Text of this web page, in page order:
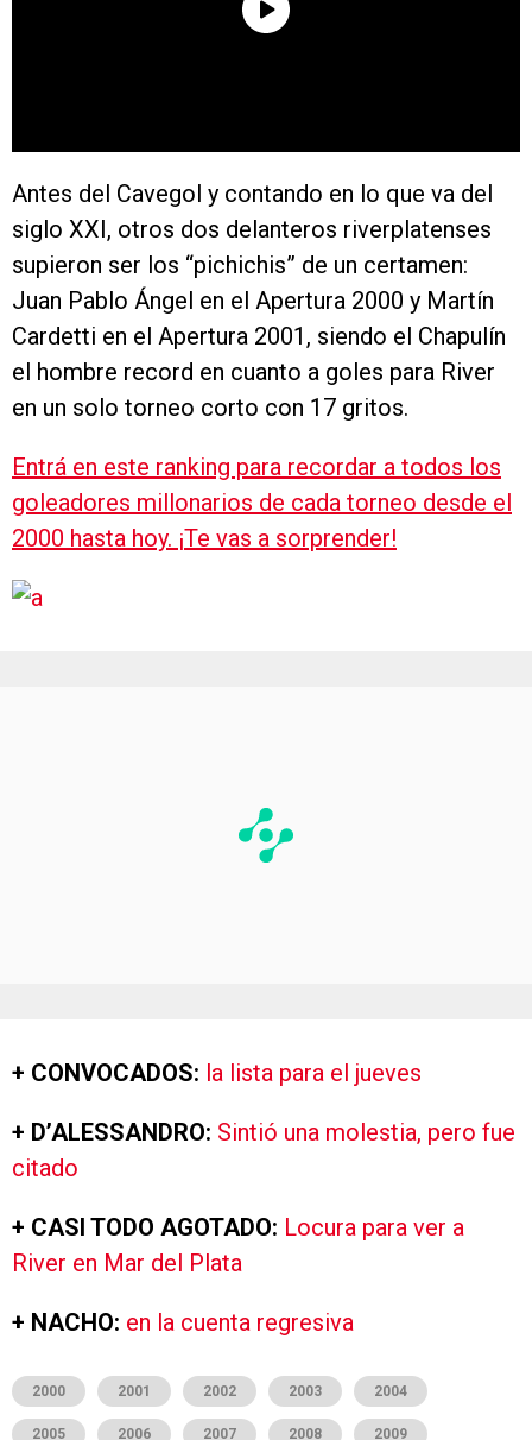
Antes del Cavegol y contando en lo que va del
siglo XXI, otros dos delanteros riverplatenses
supieron ser los “pichichis” de un certamen:
Juan Pablo Ángel en el Apertura 2000 y Martín
Cardetti en el Apertura 2001, siendo el Chapulín
el hombre record en cuanto a goles para River
en un solo torneo corto con 17 gritos.
Entrá en este ranking para recordar a todos los
goleadores millonarios de cada torneo desde el
2000 hasta hoy. ¡Te vas a sorprender!
+ CONVOCADOS: la lista para el jueves
+ D’ALESSANDRO: Sintió una molestia, pero fue
citado
+ CASI TODO AGOTADO: Locura para ver a
River en Mar del Plata
+ NACHO: en la cuenta regresiva
2000 2001 2002 2003 2004
2005 2006 2007 2008 2009